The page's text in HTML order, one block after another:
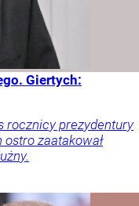
Giertych:
rocznicy prezydentury
zaatakował